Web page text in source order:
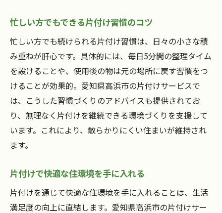
利用者が満足するおうちの片付け対応
片付けサービスの柔軟な対応力を解説
おうちの片付けで地域密着の安心サポート
愛知県高浜市で頼れる片付けサービス選び
忙しい方でもできる片付け習慣のコツ
忙しい方でも続けられる片付け習慣は、日々の小さな積
み重ねが肝心です。具体的には、毎日5分間の整理タイム
を設けることや、使用後の物は元の場所に戻す習慣をつ
けることが効果的。愛知県高浜市の片付けサービスで
は、こうした習慣づくりのアドバイスも提供されてお
り、無理なく片付けを継続できる環境づくりを支援して
います。これにより、散らかりにくい住まいが維持され
ます。
片付けで快適な住環境を手に入れる
片付けを通じて快適な住環境を手に入れることは、生活
満足度の向上に直結します。愛知県高浜市の片付けサー